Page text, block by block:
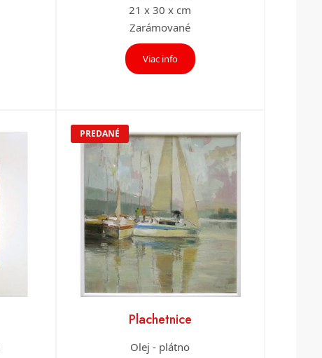
21 x 30 x cm
Zarámované
Viac info
PREDANÉ
Plachetnice
Olej - plátno